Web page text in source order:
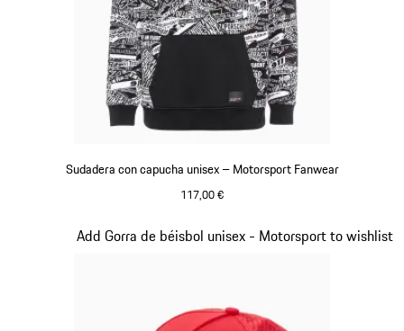
Sudadera con capucha unisex – Motorsport Fanwear
117,00 €
Add Gorra de béisbol unisex - Motorsport to wishlist
Diapositiva 2 de 20